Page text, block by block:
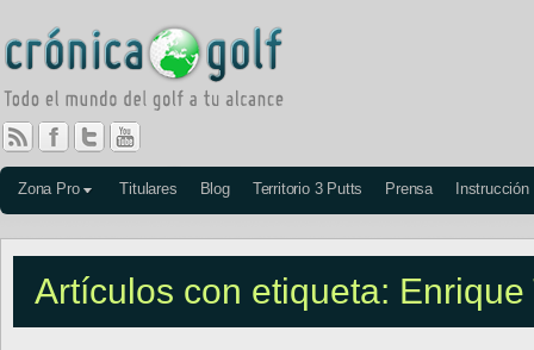
Zona Pro Titulares Blog Territorio 3 Putts Prensa Instrucción
Artículos con etiqueta: Enrique